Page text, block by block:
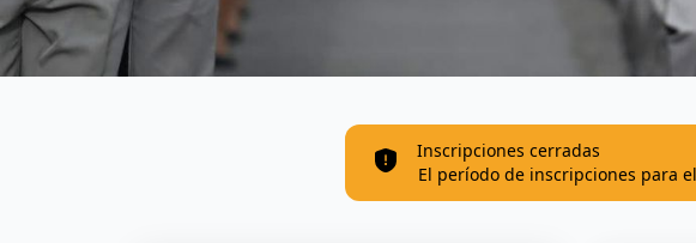
Inscripciones cerradas
El período de inscripciones para